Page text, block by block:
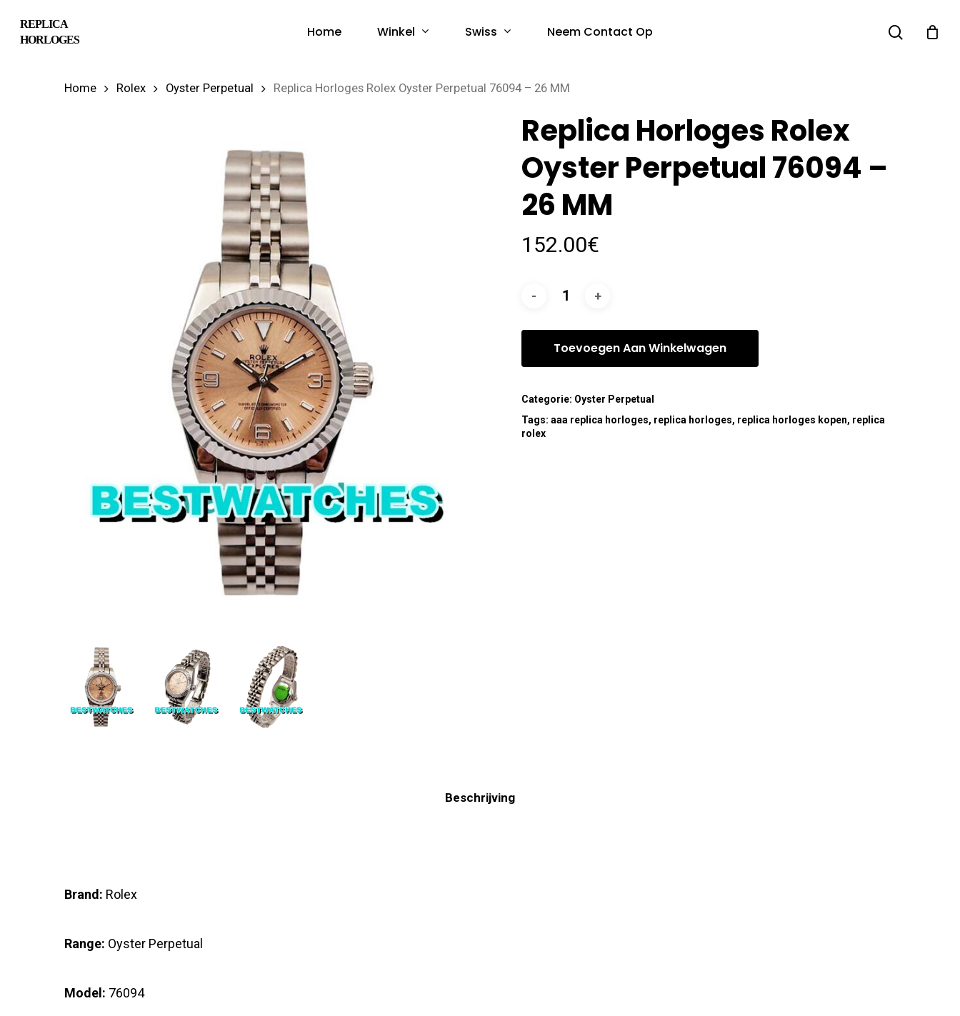
REPLICA
HORLOGES
Home Winkel Swiss Neem Contact Op search
Home Rolex Oyster Perpetual Replica Horloges Rolex Oyster Perpetual 76094 – 26 MM
Replica Horloges Rolex
Oyster Perpetual 76094 –
26 MM
152.00€
Toevoegen Aan Winkelwagen
Categorie: Oyster Perpetual
Tags:aaa replica horloges, replica horloges, replica horloges kopen, replica
rolex
Beschrijving
Brand: Rolex
Range: Oyster Perpetual
Model: 76094